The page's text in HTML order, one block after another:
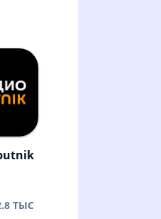
ТЫС